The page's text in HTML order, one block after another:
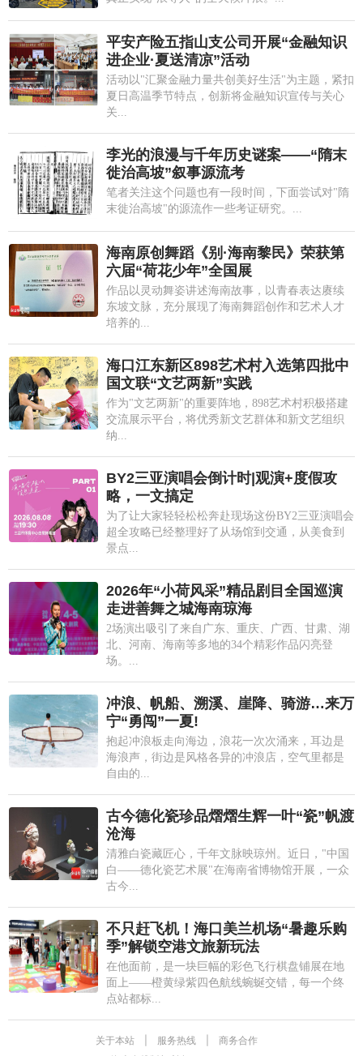
平安产险五指山支公司开展“金融知识
进企业·夏送清凉”活动
活动以"汇聚金融力量共创美好生活"为主题，紧扣
夏日高温季节特点，创新将金融知识宣传与关心
关...
李光的浪漫与千年历史谜案——“隋末
徙治高坡”叙事源流考
笔者关注这个问题也有一段时间，下面尝试对"隋
末徙治高坡"的源流作一些考证研究。...
海南原创舞蹈《别·海南黎民》荣获第
六届“荷花少年”全国展
作品以灵动舞姿讲述海南故事，以青春表达赓续
东坡文脉，充分展现了海南舞蹈创作和艺术人才
培养的...
海口江东新区898艺术村入选第四批中
国文联“文艺两新”实践
作为"文艺两新"的重要阵地，898艺术村积极搭建
交流展示平台，将优秀新文艺群体和新文艺组织
纳...
BY2三亚演唱会倒计时|观演+度假攻
略，一文搞定
为了让大家轻轻松松奔赴现场这份BY2三亚演唱会
超全攻略已经整理好了从场馆到交通，从美食到
景点...
2026年“小荷风采”精品剧目全国巡演
走进善舞之城海南琼海
2场演出吸引了来自广东、重庆、广西、甘肃、湖
北、河南、海南等多地的34个精彩作品闪亮登
场。...
冲浪、帆船、溯溪、崖降、骑游…来万
宁“勇闯”一夏!
抱起冲浪板走向海边，浪花一次次涌来，耳边是
海浪声，街边是风格各异的冲浪店，空气里都是
自由的...
古今德化瓷珍品熠熠生辉一叶“瓷”帆渡
沧海
清雅白瓷藏匠心，千年文脉映琼州。近日，"中国
白——德化瓷艺术展"在海南省博物馆开展，一众
古今...
不只赶飞机！海口美兰机场“暑趣乐购
季”解锁空港文旅新玩法
在他面前，是一块巨幅的彩色飞行棋盘铺展在地
面上——橙黄绿紫四色航线蜿蜒交错，每一个终
点站都标...
关于本站 服务热线
商务合作